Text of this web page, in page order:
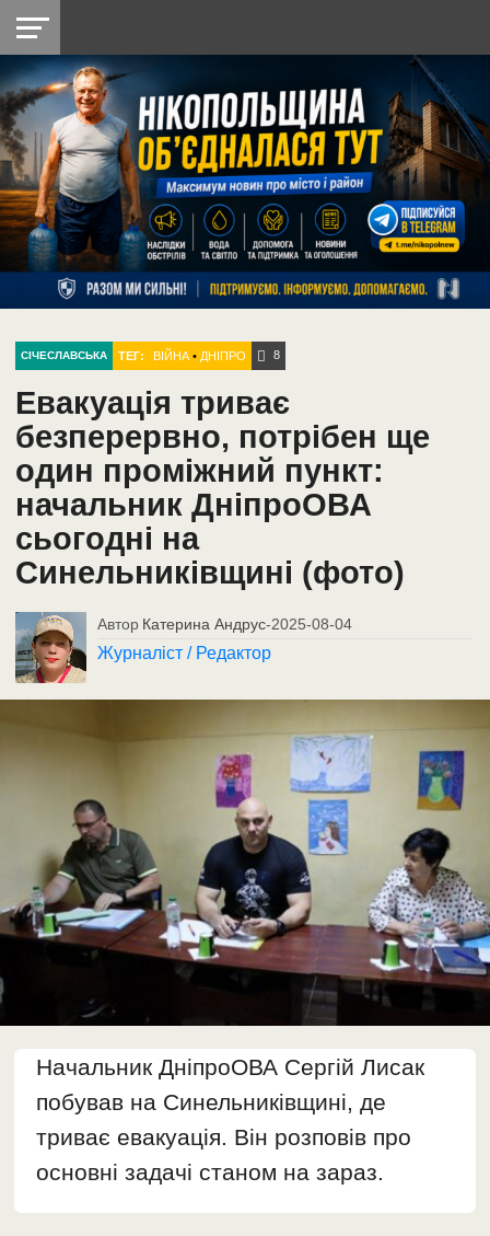
НІКОПОЛЬ
РАЙОН
СІЧЕСЛАВСЬКА
УКРАЇНА
РЕТРО
НІКОПОЛЬ
ЛАЙТ
УКРАЇНА
ДОПОМОГА
РАДІО
СІЧЕСЛАВСЬКА ТЕГ: ВІЙНА • ДНІПРО 8
Евакуація триває
безперервно, потрібен ще
один проміжний пункт:
начальник ДніпроОВА
сьогодні на
Синельниківщині (фото)
Автор Катерина Андрус-2025-08-04
Журналіст / Редактор
Начальник ДніпроОВА Сергій Лисак
побував на Синельниківщині, де
триває евакуація. Він розповів про
основні задачі станом на зараз.